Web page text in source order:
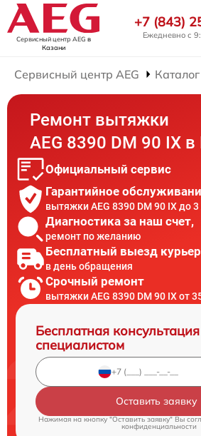
Сервисный центр AEG в
Казани
+7 (843)
Ежедневно с
Сервисный центр AEG
Ремонт вытяжки
AEG 8390 DM 90 IX в
Официальный сервис
Гарантийное
вытяжки AEG 8390 DM 90 IX до 3
Диагностика за наш счет,
ремонт по желанию
Бесплатный выезд
в день обращения
Срочный ремонт
вытяжки AEG 8390 DM 90 IX от
Бесплатная
специалистом
Оставить заявку
Нажимая на кнопку "Оставить заявку" Вы
конфиденциальности